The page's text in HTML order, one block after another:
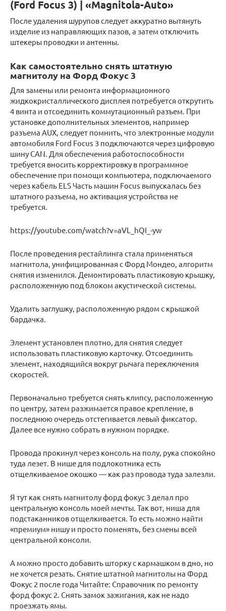
(Ford Focus 3) | «Magnitola-Auto»
После удаления шурупов следует аккуратно вытянуть
изделие из направляющих пазов, а затем отключить
штекеры проводки и антенны.
Как самостоятельно снять штатную
магнитолу на Форд Фокус 3
Для замены или ремонта информационного
жидкокристаллического дисплея потребуется открутить
4 винта и отсоединить коммутационный разъем. При
установке дополнительных элементов, например
разъема AUX, следует помнить, что электронные модули
автомобиля Ford Focus 3 подключаются через цифровую
шину CAN. Для обеспечения работоспособности
требуется вносить корректировку в программное
обеспечение при помощи компьютера, подключаемого
через кабель ELS Часть машин Focus выпускалась без
штатного разъема, но активация устройства не
требуется.
https://youtube.com/watch?v=aVL_hQI_-yw
После проведения рестайлинга стала применяться
магнитола, унифицированная с Форд Мондео, алгоритм
снятия изменился. Демонтировать пластиковую крышку,
расположенную под блоком акустической системы.
Удалить заглушку, расположенную рядом с крышкой
бардачка.
Элемент установлен плотно, для снятия следует
использовать пластиковую карточку. Отсоединить
элемент, находящийся вокруг рычага переключения
скоростей.
Первоначально требуется снять клипсу, расположенную
по центру, затем разжимается правое крепление, в
последнюю очередь отстегивается левый фиксатор.
Далее все нужно собрать в нужном порядке.
Провода прокинул через консоль на полу, рука спокойно
туда лезет. В нише для подлокотника есть
отщелкиваемое окошко — как раз провода туда залезли.
Я тут как снять магнитолу форд фокус 3 делал про
центральную консоль моей мечты. Так вот, ниша для
подстаканников отщелкивается. То есть можно найти
«премиум» нишу и просто поменять, без смены всей
центральной консоли.
А можно просто добавить шторку с кармашком в дно, но
не хочется резать. Снятие штатной магнитолы на Форд
Фокус 2 после года Читайте: Справочник по ремонту
форд фокус 2. Снять замок зажигания, как не надо
проезжать ямы.